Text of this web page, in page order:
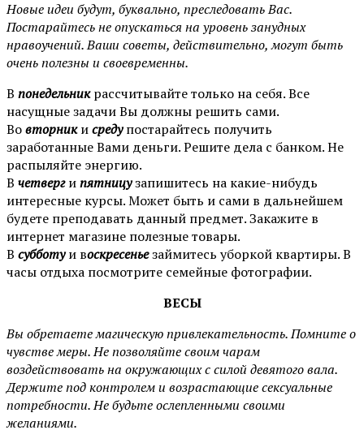
Новые идеи будут, буквально, преследовать Вас.
Постарайтесь не опускаться на уровень занудных
нравоучений. Ваши советы, действительно, могут быть
очень полезны и своевременны.
В понедельникрассчитывайте только на себя. Все
насущные задачи Вы должны решить сами.
Вовторникисредупостарайтесь получить
заработанные Вами деньги. Решите дела с банком. Не
распыляйте энергию.
В четвергипятницузапишитесь на какие-нибудь
интересные курсы. Может быть и сами в дальнейшем
будете преподавать данный предмет. Закажите в
интернет магазине полезные товары.
В субботуи воскресеньезаймитесь уборкой квартиры. В
часы отдыха посмотрите семейные фотографии.
ВЕСЫ
Вы обретаете магическую привлекательность. Помните о
чувстве меры. Не позволяйте своим чарам
воздействовать на окружающих с силой девятого вала.
Держите под контролем и возрастающие сексуальные
потребности. Не будьте ослепленными своими
желаниями.